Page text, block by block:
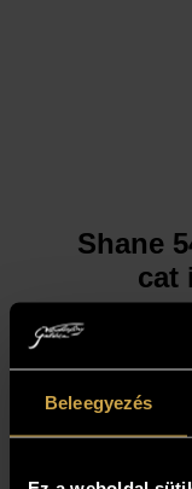
Beleegyezés
Shane
cat